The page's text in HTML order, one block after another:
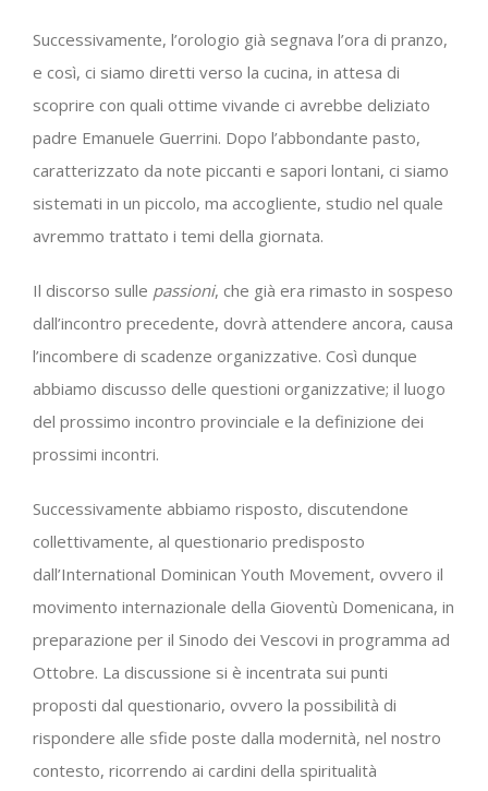
Successivamente, l’orologio già segnava l’ora di pranzo,
e così, ci siamo diretti verso la cucina, in attesa di
scoprire con quali ottime vivande ci avrebbe deliziato
padre Emanuele Guerrini. Dopo l’abbondante pasto,
caratterizzato da note piccanti e sapori lontani, ci siamo
sistemati in un piccolo, ma accogliente, studio nel quale
avremmo trattato i temi della giornata.
Il discorso sulle passioni, che già era rimasto in sospeso
dall’incontro precedente, dovrà attendere ancora, causa
l’incombere di scadenze organizzative. Così dunque
abbiamo discusso delle questioni organizzative; il luogo
del prossimo incontro provinciale e la definizione dei
prossimi incontri.
Successivamente abbiamo risposto, discutendone
collettivamente, al questionario predisposto
dall’International Dominican Youth Movement, ovvero il
movimento internazionale della Gioventù Domenicana, in
preparazione per il Sinodo dei Vescovi in programma ad
Ottobre. La discussione si è incentrata sui punti
proposti dal questionario, ovvero la possibilità di
rispondere alle sfide poste dalla modernità, nel nostro
contesto, ricorrendo ai cardini della spiritualità